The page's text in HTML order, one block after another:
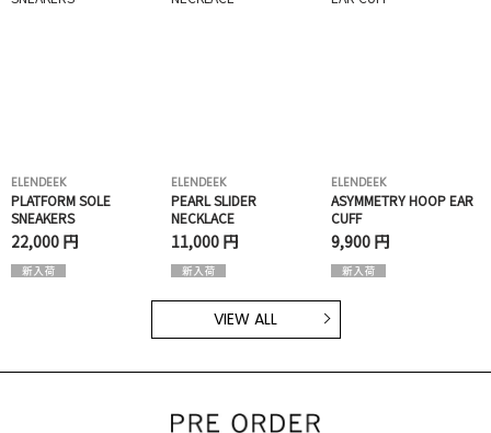
ELENDEEK
PLATFORM SOLE
SNEAKERS
22,000 円
ELENDEEK
PEARL SLIDER
NECKLACE
11,000 円
ELENDEEK
ASYMMETRY HOOP EAR
CUFF
9,900 円
VIEW ALL